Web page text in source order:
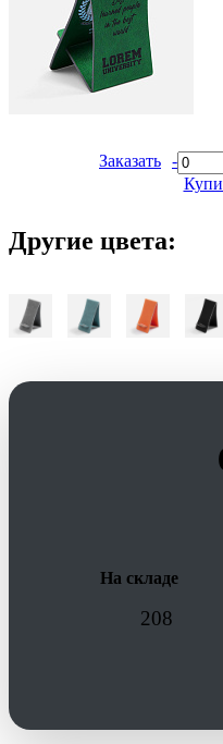
Заказать -
Другие цвета:
На складе
208